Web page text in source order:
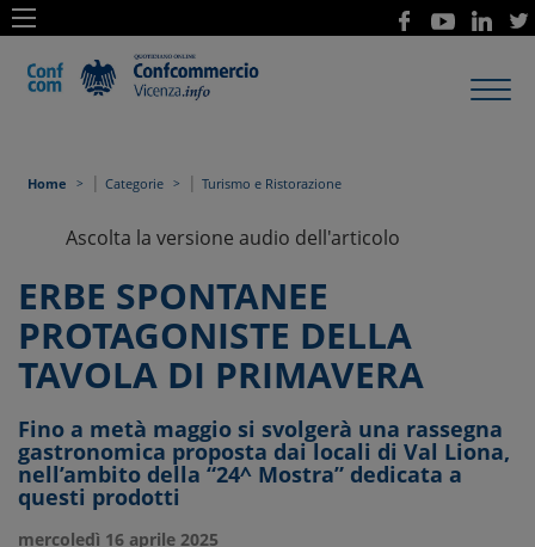
Home | Categorie | Turismo e Ristorazione
Ascolta la versione audio dell'articolo
ERBE SPONTANEE
PROTAGONISTE DELLA
TAVOLA DI PRIMAVERA
Fino a metà maggio si svolgerà una rassegna
gastronomica proposta dai locali di Val Liona,
nell’ambito della “24^ Mostra” dedicata a
questi prodotti
mercoledì 16 aprile 2025